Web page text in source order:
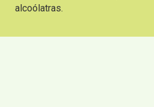
alcoólatras.